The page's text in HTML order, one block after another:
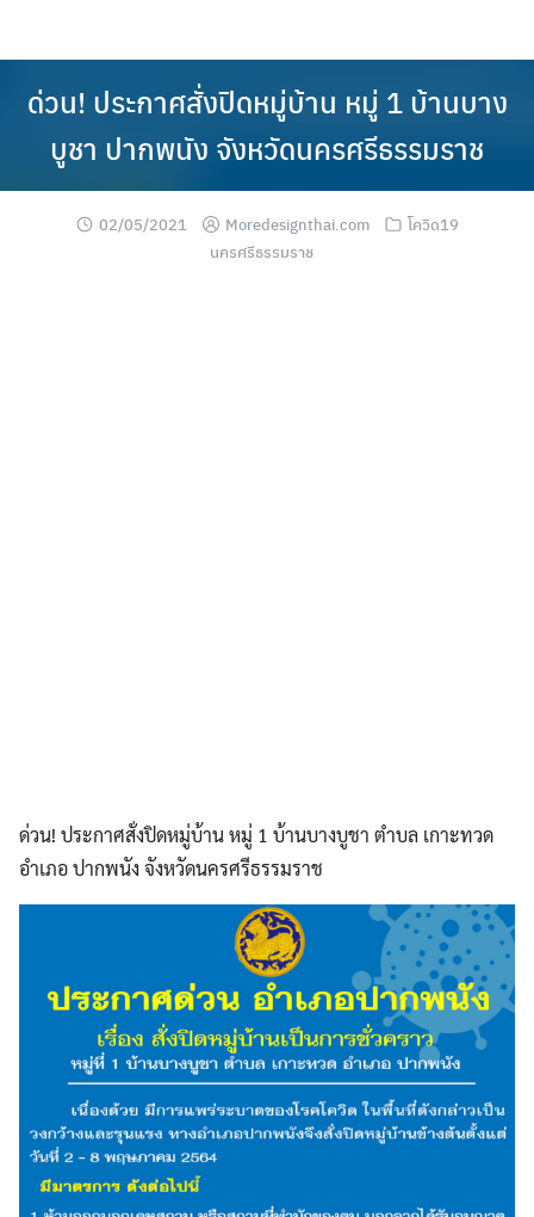
ด่วน! ประกาศสั่งปิดหมู่บ้าน หมู่ 1 บ้านบาง
บูชา ปากพนัง จังหวัดนครศรีธรรมราช
02/05/2021 Moredesignthai.com
โควิด19
นครศรีธรรมราช
ด่วน! ประกาศสั่งปิดหมู่บ้าน หมู่ 1 บ้านบางบูชา ตำบล เกาะทวด
อำเภอ ปากพนัง จังหวัดนครศรีธรรมราช